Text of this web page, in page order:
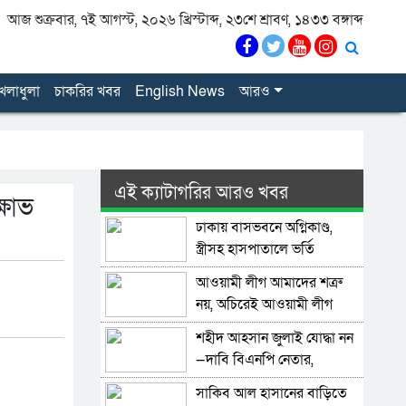
আজ শুক্রবার, ৭ই আগস্ট, ২০২৬ খ্রিস্টাব্দ, ২৩শে শ্রাবণ, ১৪৩৩ বঙ্গাব্দ
চাকরির খবর English News আরও
এই ক্যাটাগরির আরও খবর
ঢাকায় বাসভবনে অগ্নিকাণ্ড,
স্ত্রীসহ হাসপাতালে ভর্তি
পাকিস্তান হাইকমিশনার
আওয়ামী লীগ আমাদের শত্রু
নয়, অচিরেই আওয়ামী লীগ
বিএনপির সঙ্গে মিশে যাবে:
সংসদ সদস্য নাছির
শহীদ আহসান জুলাই যোদ্ধা নন
—দাবি বিএনপি নেতার,
জামায়াত নেতা বললেন,
সাকিব আল হাসানের বাড়িতে